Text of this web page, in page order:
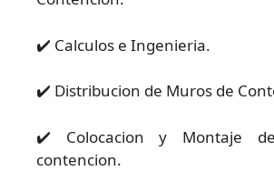
✔️ Calculos e Ingenieria.
✔️ Distribucion de Muros de
✔️ Colocacion y Montaje
contencion.